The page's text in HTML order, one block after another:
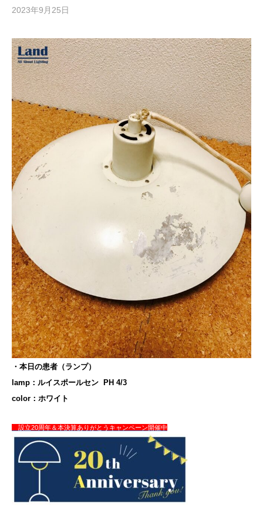
2023年9月25日
・本日の患者（ランプ）
lamp：ルイスポールセン PH 4/3
color：ホワイト
設立20周年＆本決算ありがとうキャンペーン開催中